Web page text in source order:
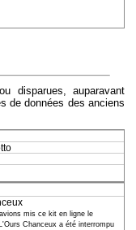
disparues, auparavant
de données des anciens
mis ce kit en ligne le
Chanceux a été interrompu